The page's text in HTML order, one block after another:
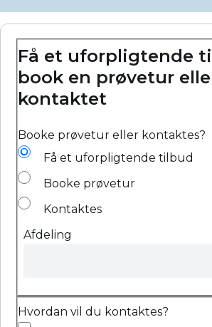
Få et uforpligtende
book en prøvetur
kontaktet
Booke prøvetur eller kontaktes?
Få et uforpligtende tilbud
Booke prøvetur
Kontaktes
Afdeling
Hvordan vil du kontaktes?